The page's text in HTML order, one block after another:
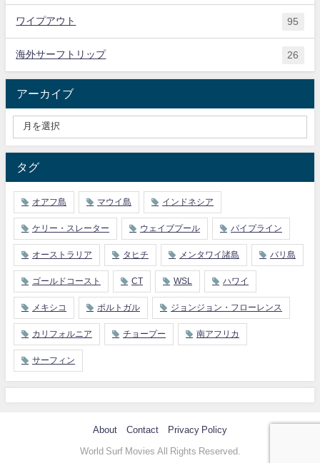
ワイプアウト 95
海外サーフトリップ 26
アーカイブ
タグ
オアフ島 マウイ島 インドネシア
ケリー・スレーター ウェイブプール パイプライン
オーストラリア タヒチ メンタワイ諸島 バリ島
ゴールドコースト CT WSL ハワイ
メキシコ ポルトガル ジョンジョン・フローレンス
カリフォルニア チョープー 南アフリカ
サーフィン
About Contact Privacy Policy
World Surf Movies All Rights Reserved.